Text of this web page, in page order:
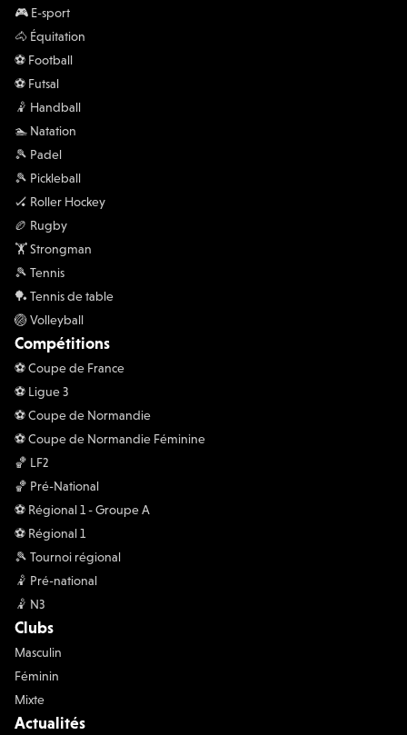
🎮 E-sport
🐴 Équitation
⚽️ Football
⚽️ Futsal
🤾 Handball
🏊 Natation
🎾 Padel
🎾 Pickleball
🏑 Roller Hockey
🏉 Rugby
🏋 Strongman
🎾 Tennis
🏓 Tennis de table
🏐 Volleyball
Compétitions
⚽️ Coupe de France
⚽️ Ligue 3
⚽️ Coupe de Normandie
⚽️ Coupe de Normandie Féminine
🏀 LF2
🏀 Pré-National
⚽️ Régional 1 - Groupe A
⚽️ Régional 1
🎾 Tournoi régional
🤾 Pré-national
🤾 N3
Clubs
Masculin
Féminin
Mixte
Actualités